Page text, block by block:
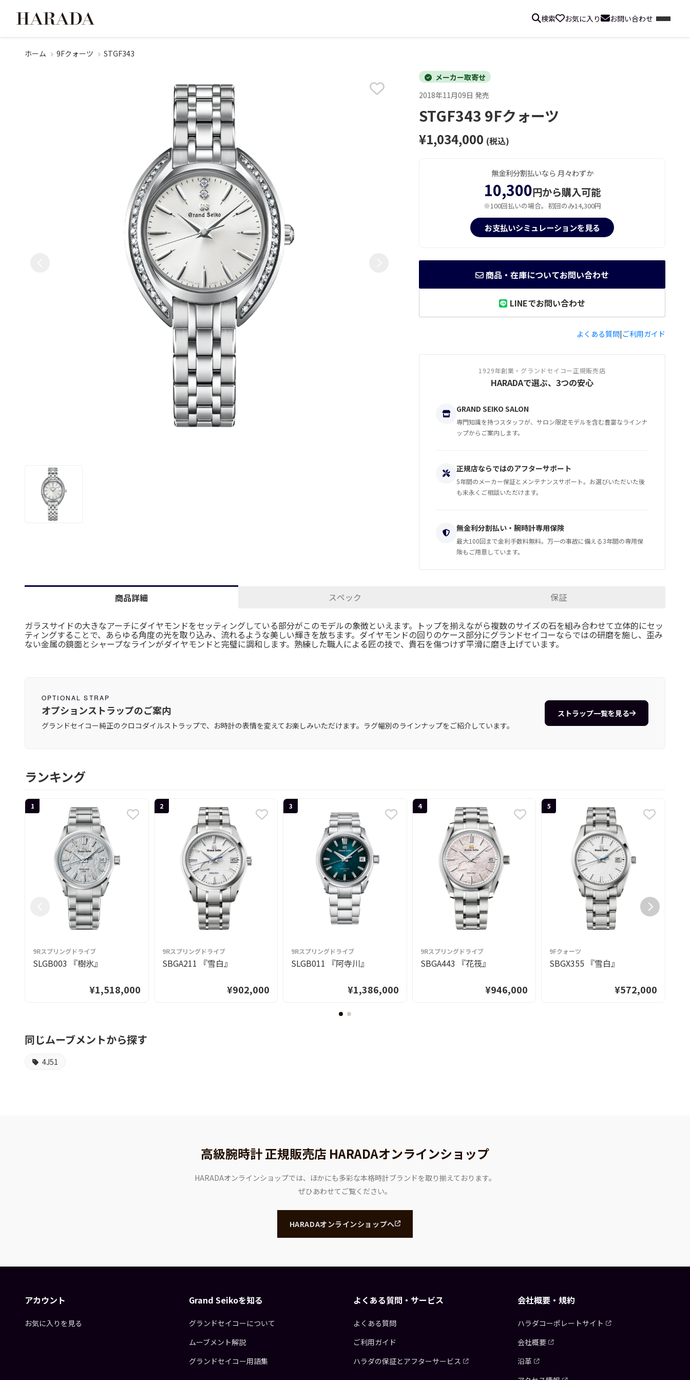
検索 お気に入り お問い合わせ
ホーム 9Fクォーツ STGF343
メーカー取寄せ
2018年11月09日 発売
STGF343 9Fクォーツ
¥1,034,000 (税込)
無金利分割払いなら 月々わずか
10,300円から購入可能
※100回払いの場合。初回のみ14,300円
お支払いシミュレーションを見る
商品・在庫についてお問い合わせ
LINEでお問い合わせ
よくある質問| ご利用ガイド
1929年創業・グランドセイコー正規販売店
HARADAで選ぶ、3つの安心
GRAND SEIKO SALON
専門知識を持つスタッフが、サロン限定モデルを含む豊富なラインナ
ップからご案内します。
正規店ならではのアフターサポート
5年間のメーカー保証とメンテナンスサポート。お選びいただいた後
も末永くご相談いただけます。
無金利分割払い・腕時計専用保険
最大100回まで金利手数料無料。万一の事故に備える3年間の専用保
険もご用意しています。
商品詳細 スペック 保証
ガラスサイドの大きなアーチにダイヤモンドをセッティングしている部分がこのモデルの象徴といえます。トップを揃えながら複数のサイズの石を組み合わせて立体的にセッ
ティングすることで、あらゆる角度の光を取り込み、流れるような美しい輝きを放ちます。ダイヤモンドの回りのケース部分にグランドセイコーならではの研磨を施し、歪み
ない金属の鏡面とシャープなラインがダイヤモンドと完璧に調和します。熟練した職人による匠の技で、貴石を傷つけず平滑に磨き上げています。
OPTIONAL STRAP
オプションストラップのご案内
グランドセイコー純正のクロコダイルストラップで、お時計の表情を変えてお楽しみいただけます。ラグ幅別のラインナップをご紹介しています。
ストラップ一覧を見る
ランキング
1
9Rスプリングドライブ
SLGB003 『樹氷』
¥1,518,000
2
9Rスプリングドライブ
SBGA211 『雪白』
¥902,000
3
9Rスプリングドライブ
SLGB011 『阿寺川』
¥1,386,000
4
9Rスプリングドライブ
SBGA443 『花筏』
¥946,000
5
9Fクォーツ
SBGX355 『雪白』
¥572,000
同じムーブメントから探す
4J51
高級腕時計 正規販売店 HARADAオンラインショップ
HARADAオンラインショップでは、ほかにも多彩な本格時計ブランドを取り揃えております。
ぜひあわせてご覧ください。
HARADAオンラインショップへ
アカウント
お気に入りを見る
Grand Seikoを知る
グランドセイコーについて
ムーブメント解説
グランドセイコー用語集
よくある質問・サービス
よくある質問
ご利用ガイド
ハラダの保証とアフターサービス
会社概要・規約
ハラダコーポレートサイト
会社概要
沿革